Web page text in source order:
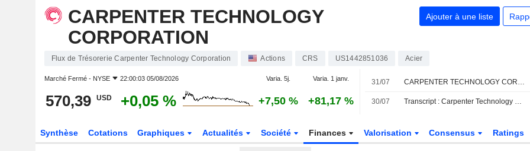
CARPENTER TECHNOLOGY
CORPORATION
Ajouter à une liste
Flux de Trésorerie Carpenter Technology Corporation Actions CRS US1442851036 Acier
Marché Fermé - NYSE 22:00:03 05/08/2026 Varia. 5j. Varia. 1 janv.
570,39 USD +0,05 % +7,50 % +81,17 %
31/07 CARPENTER TECHNOLOGY CORPORATION : Deutsche Bank Securities toujours à l'achat
30/07 Transcript : Carpenter Technology Corporation, Q4 2026 Earnings Call, Jul 30, 2026
Synthèse Cotations Graphiques Actualités Société Finances Valorisation Consensus Ratings